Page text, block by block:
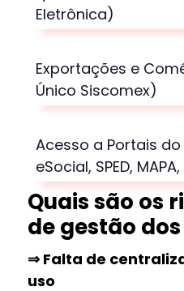
Eletrônica)
Exportações e
Único Siscomex)
Acesso a Portais
eSocial, SPED,
Quais são os r
de gestão
⇒ Falta de
uso